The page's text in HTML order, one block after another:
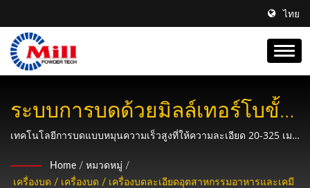
ไทย
ระบบการบดด้วยมิลล์เทอร์โบขั้น
สูงสำหรับวัสดุที่มีไฟเบอร์แข็ง
และไวต่อความร้อน
เทคโนโลยีการบดแบบหมุนความเร็วสูงที่ให้ความละเอียด 20-325 เมช
ที่ไวต่อความร้อนในอุตสาหกรรมอาหาร ยา เคมี และการรีไซเคิล.
Home / หมวดหมู่ /
เครื่องบด / เครื่องบด / เครื่องบดละเอียดอุตสาหกรรมอาหารและเคมี